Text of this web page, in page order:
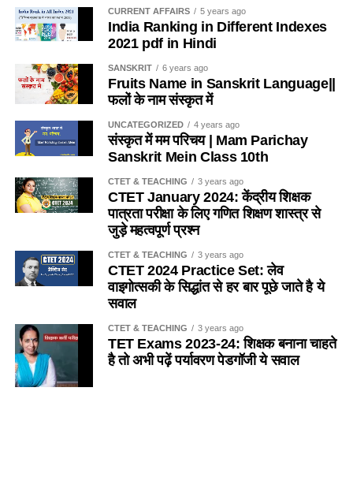
(d) खुरदरा बनाकर घर्षण बढाने के लिए
Ans-b
Q.4 निम्नलिखित में से कौन-सा कीट मधुमक्खीयाँ की भाँती कॉलोनी (बस्ती)
में एक साथ नहीं रहता है ? / Which of the following insects
does not live together in a colony (colony) like bees?
(a) तेतैया दर्श
(b) चिंटी
(c) दीमक
(d) मकड़ी
Q.5 कुत्ता मछली का आवास है
(a) नदी
sanctioned posts in government schools will be
vacant?
(a) धारा-26
(b) धारा-27
(c) धारा-28
Ans- d
2. यदि किसी विद्यालय में 151 विद्यार्थी है, तो प्रधानाध्यापक सहित
अध्यापकों की संख्या कितनी होगी ?/If there are 151 students in
a school, then what will be the number of teachers
including the headmaster?
(a) 4
(b) 5
CURRENT AFFAIRS 5 years ago
India Ranking in Different Indexes
2021 pdf in Hindi
SANSKRIT 6 years ago
Fruits Name in Sanskrit Language||
फलों के नाम संस्कृत में
UNCATEGORIZED 4 years ago
संस्कृत में मम परिचय | Mam Parichay
Sanskrit Mein Class 10th
CTET & TEACHING 3 years ago
CTET January 2024: केंद्रीय शिक्षक
पात्रता परीक्षा के लिए गणित शिक्षण शास्त्र से
जुड़े महत्वपूर्ण प्रश्न
CTET & TEACHING 3 years ago
CTET 2024 Practice Set: लेव
वाइगोत्सकी के सिद्धांत से हर बार पूछे जाते है ये
सवाल
CTET & TEACHING 3 years ago
TET Exams 2023-24: शिक्षक बनाना चाहते
है तो अभी पढ़ें पर्यावरण पेडगॉजी ये सवाल